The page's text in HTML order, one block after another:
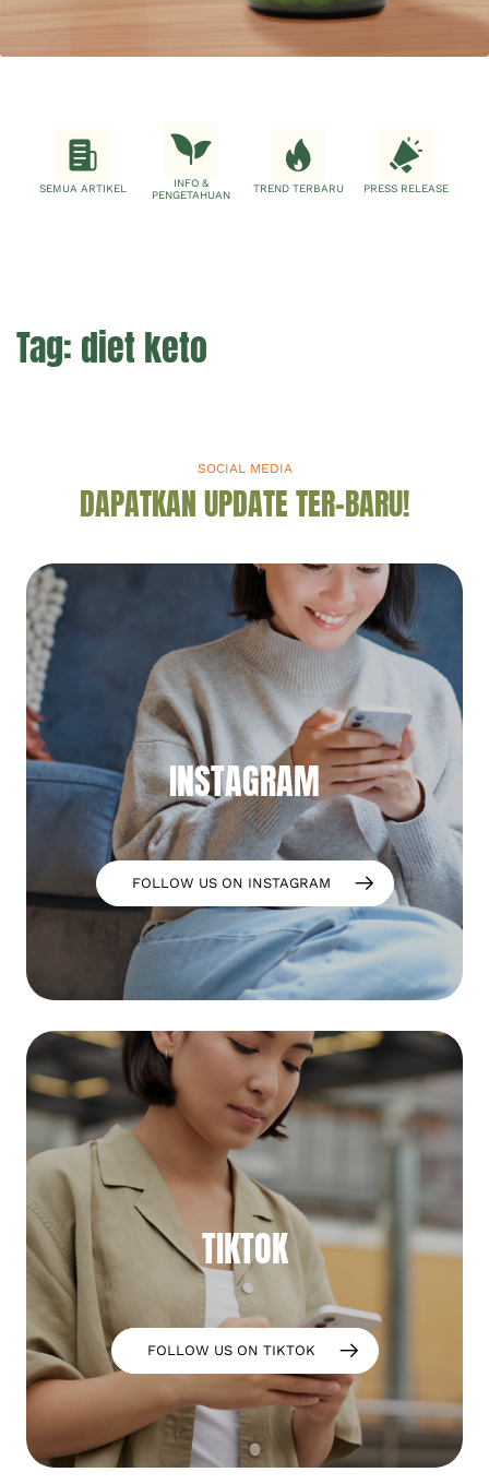
SEMUA ARTIKEL
INFO &
PENGETAHUAN
TREND TERBARU PRESS RELEASE
Tag: diet keto
SOCIAL MEDIA
DAPATKAN UPDATE TER-BARU!
INSTAGRAM
FOLLOW US ON INSTAGRAM
TIKTOK
FOLLOW US ON TIKTOK